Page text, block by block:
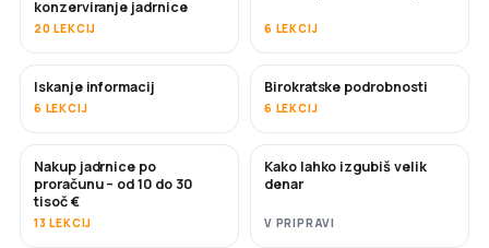
konzerviranje jadrnice
20 LEKCIJ 6 LEKCIJ
Iskanje informacij
6 LEKCIJ
Birokratske podrobnosti
6 LEKCIJ
KMALU
Nakup jadrnice po
proračunu – od 10 do 30
tisoč €
13 LEKCIJ
KMALU
Kako lahko izgubiš velik
denar
V PRIPRAVI